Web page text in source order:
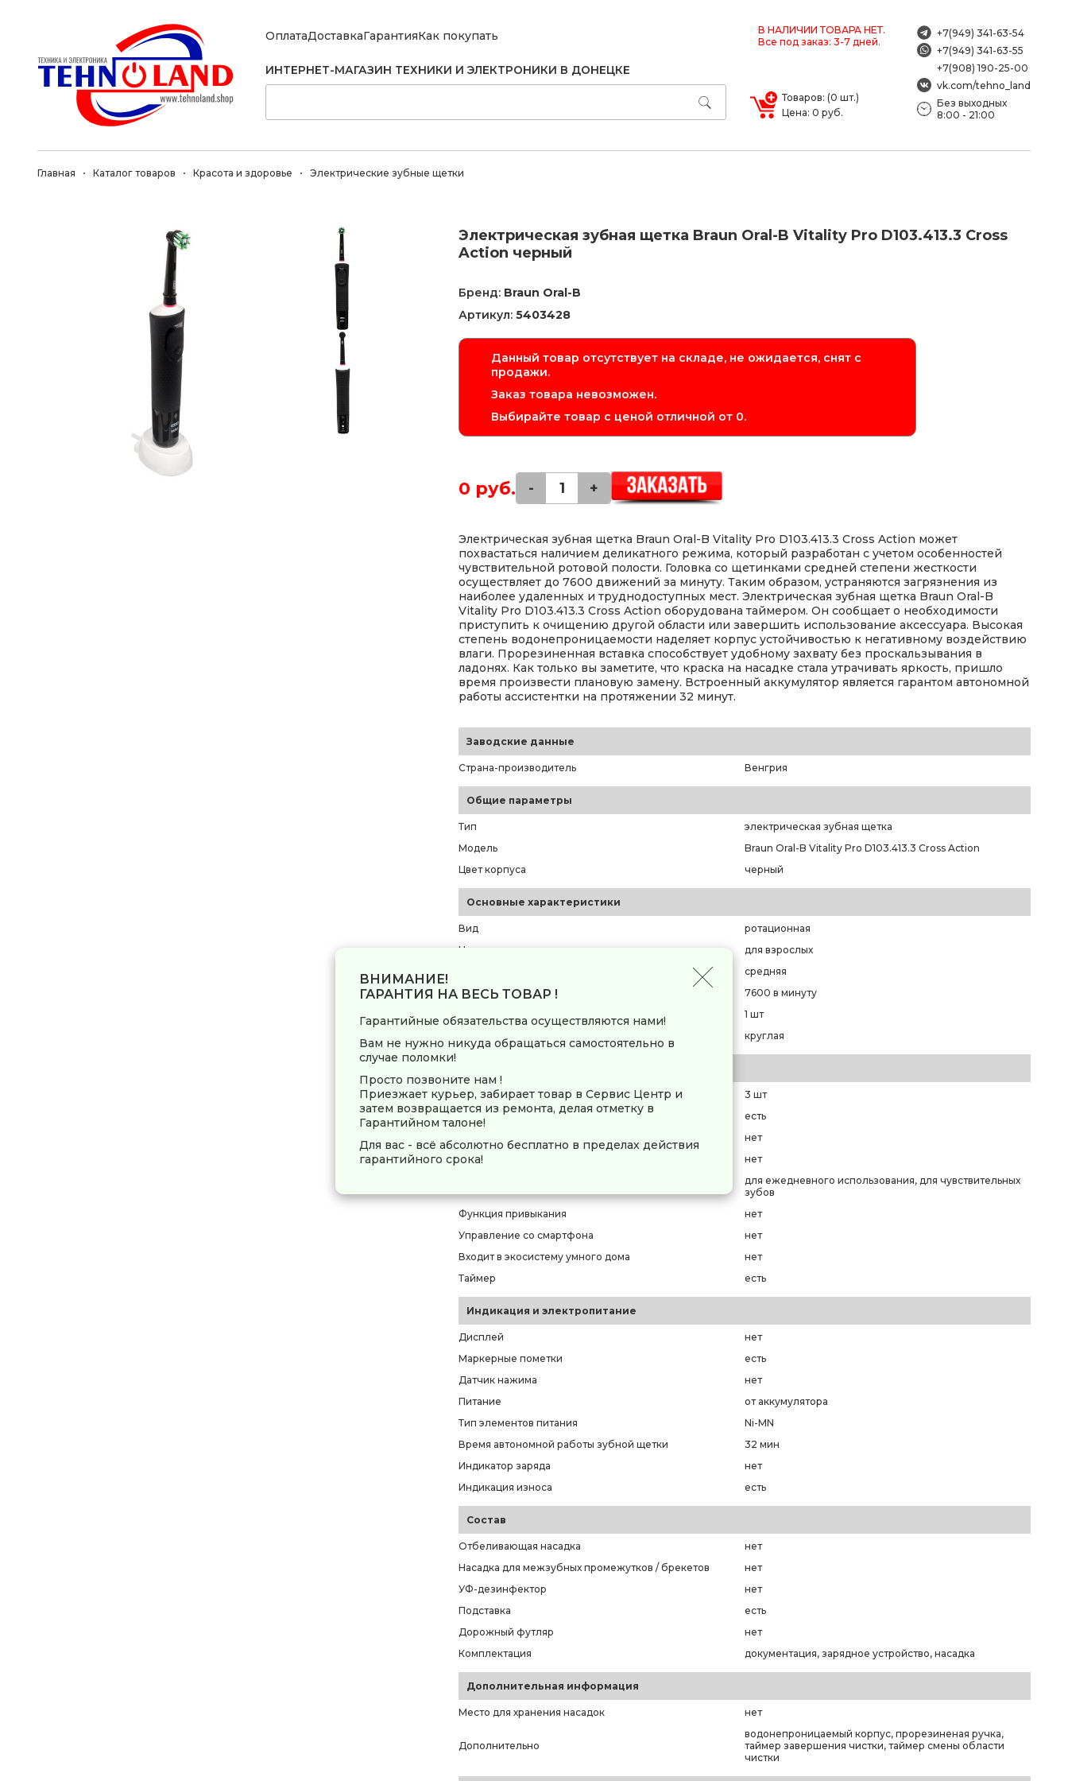
ОплатаДоставкаГарантияКак покупать
В НАЛИЧИИ ТОВАРА НЕТ.
Все под заказ: 3-7 дней.
ИНТЕРНЕТ-МАГАЗИН ТЕХНИКИ И ЭЛЕКТРОНИКИ В ДОНЕЦКЕ
Товаров: (0 шт.)
Цена: 0 руб.
+7(949) 341-63-54
+7(949) 341-63-55
+7(908) 190-25-00
vk.com/tehno_land
Без выходных
8:00 - 21:00
Главная Каталог товаров Красота и здоровье Электрические зубные щетки
Электрическая зубная щетка Braun Oral-B Vitality Pro D103.413.3 Cross
Action черный
Бренд: Braun Oral-B
Артикул: 5403428
Данный товар отсутствует на складе, не ожидается, снят с
продажи.
Заказ товара невозможен.
Выбирайте товар с ценой отличной от 0.
0 руб. - +
Электрическая зубная щетка Braun Oral-B Vitality Pro D103.413.3 Cross Action может
похвастаться наличием деликатного режима, который разработан с учетом особенностей
чувствительной ротовой полости. Головка со щетинками средней степени жесткости
осуществляет до 7600 движений за минуту. Таким образом, устраняются загрязнения из
наиболее удаленных и труднодоступных мест. Электрическая зубная щетка Braun Oral-B
Vitality Pro D103.413.3 Cross Action оборудована таймером. Он сообщает о необходимости
приступить к очищению другой области или завершить использование аксессуара. Высокая
степень водонепроницаемости наделяет корпус устойчивостью к негативному воздействию
влаги. Прорезиненная вставка способствует удобному захвату без проскальзывания в
ладонях. Как только вы заметите, что краска на насадке стала утрачивать яркость, пришло
время произвести плановую замену. Встроенный аккумулятор является гарантом автономной
работы ассистентки на протяжении 32 минут.
Заводские данные
Страна-производитель Венгрия
Общие параметры
Тип
электрическая зубная щетка
Модель
Braun Oral-B Vitality Pro D103.413.3 Cross Action
Цвет корпуса
черный
Основные характеристики
Вид
ротационная
Назначение
для взрослых
средняя
Количество направленных движений
7600 в минуту
1 шт
Форма головки основной насадки
круглая
Количество режимов работы
3 шт
Режим деликатной чистки
есть
Режим отбеливания
нет
Режим массажа
нет
для ежедневного использования, для чувствительных
зубов
Функция привыкания
нет
Управление со смартфона
нет
Входит в экосистему умного дома
нет
Таймер
есть
Индикация и электропитание
Дисплей
нет
Маркерные пометки
есть
Датчик нажима
нет
Питание
от аккумулятора
Тип элементов питания
Ni-MN
Время автономной работы зубной щетки
32 мин
Индикатор заряда
нет
Индикация износа
есть
Состав
Отбеливающая насадка
нет
Насадка для межзубных промежутков / брекетов
нет
УФ-дезинфектор
нет
Подставка
есть
Дорожный футляр
нет
Комплектация
документация, зарядное устройство, насадка
Дополнительная информация
Место для хранения насадок нет
Дополнительно
водонепроницаемый корпус, прорезиненая ручка,
таймер завершения чистки, таймер смены области
чистки
ВНИМАНИЕ!
ГАРАНТИЯ НА ВЕСЬ ТОВАР !
Гарантийные обязательства осуществляются нами!
Вам не нужно никуда обращаться самостоятельно в
случае поломки!
Просто позвоните нам !
Приезжает курьер, забирает товар в Сервис Центр и
затем возвращается из ремонта, делая отметку в
Гарантийном талоне!
Для вас - всё абсолютно бесплатно в пределах действия
гарантийного срока!